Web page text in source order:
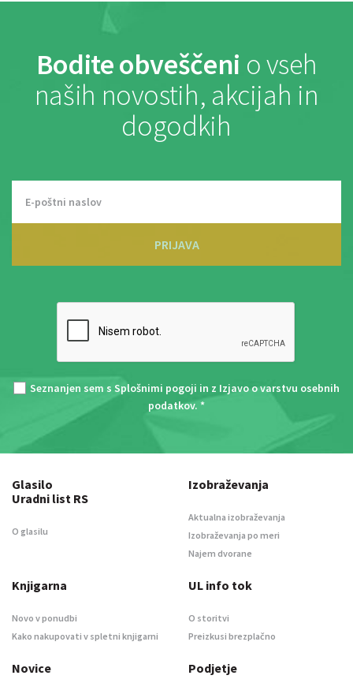
Bodite obveščeni o vseh
naših novostih, akcijah in
dogodkih
PRIJAVA
Seznanjen sem s Splošnimi pogoji in z Izjavo o varstvu osebnih
podatkov. *
Glasilo
Uradni list RS
O glasilu
Izobraževanja
Aktualna izobraževanja
Izobraževanja po meri
Najem dvorane
Knjigarna
Novo v ponudbi
Kako nakupovati v spletni knjigarni
UL info tok
O storitvi
Preizkusi brezplačno
Novice Podjetje